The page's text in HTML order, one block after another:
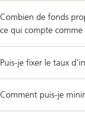
Combien de fonds
ce qui compte comme
Puis-je fixer le taux
Comment puis-je